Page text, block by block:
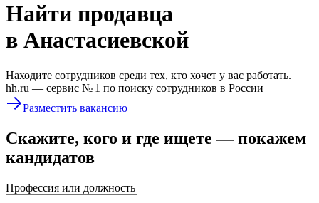
Найти продавца
в Анастасиевской
Находите сотрудников среди тех, кто хочет у вас работать.
hh.ru — сервис № 1 по поиску сотрудников в России
Разместить вакансию
Скажите, кого и где ищете — покажем
кандидатов
Профессия или должность